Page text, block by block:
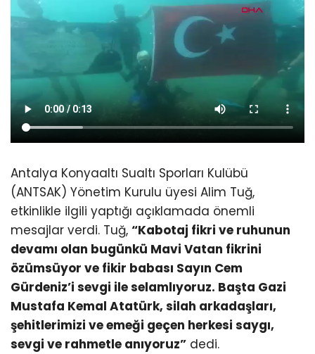
Antalya Konyaaltı Sualtı Sporları Kulübü
(ANTSAK) Yönetim Kurulu üyesi Alim Tuğ,
etkinlikle ilgili yaptığı açıklamada önemli
mesajlar verdi. Tuğ, “Kabotaj fikri ve ruhunun
devamı olan bugünkü Mavi Vatan fikrini
özümsüyor ve fikir babası Sayın Cem
Gürdeniz’i sevgi ile selamlıyoruz. Başta Gazi
Mustafa Kemal Atatürk, silah arkadaşları,
şehitlerimizi ve emeği geçen herkesi saygı,
sevgi ve rahmetle anıyoruz” dedi.